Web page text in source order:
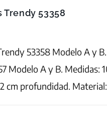
Trendy 53358
53358 Modelo A y
Modelo A y B. Medidas:
cm profundidad.